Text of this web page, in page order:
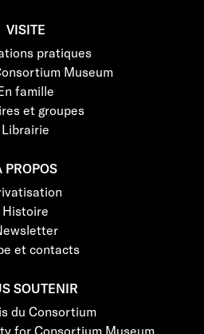
VISITE
pratiques
Museum
famille
et groupes
Librairie
PROPOS
Histoire
et contacts
SOUTENIR
du Consortium
for Consortium Museum